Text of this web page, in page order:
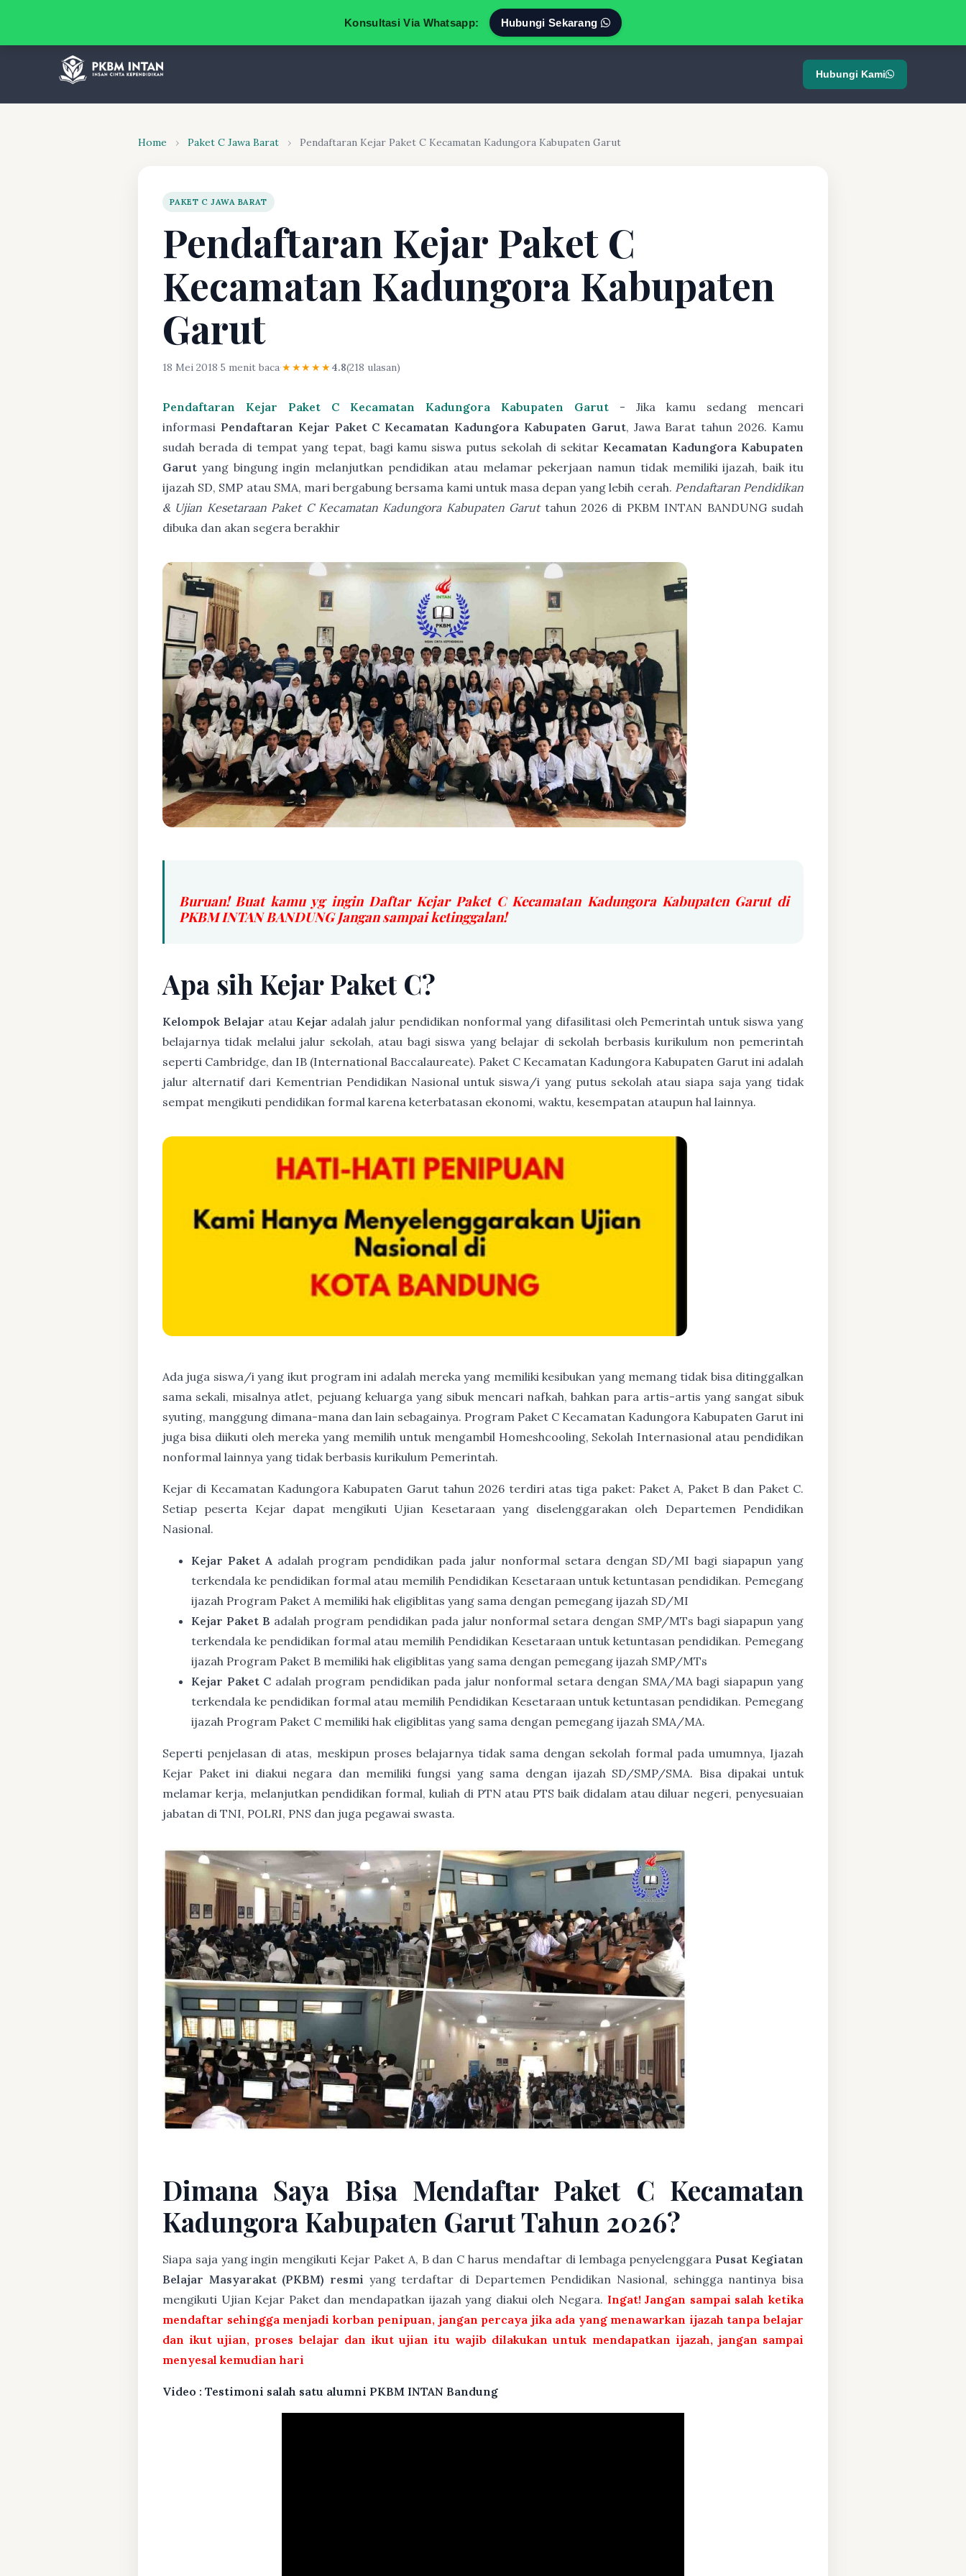
Konsultasi Via Whatsapp: Hubungi Sekarang
Hubungi Kami
Home › Paket C Jawa Barat › Pendaftaran Kejar Paket C Kecamatan Kadungora Kabupaten Garut
PAKET C JAWA BARAT
Pendaftaran Kejar Paket C
Kecamatan Kadungora Kabupaten
Garut
18 Mei 2018·5 menit baca·★★★★★4.8(218 ulasan)
Pendaftaran Kejar Paket C Kecamatan Kadungora Kabupaten Garut - Jika kamu sedang mencari
informasi Pendaftaran Kejar Paket C Kecamatan Kadungora Kabupaten Garut, Jawa Barat tahun 2026. Kamu
sudah berada di tempat yang tepat, bagi kamu siswa putus sekolah di sekitar Kecamatan Kadungora Kabupaten
Garut yang bingung ingin melanjutkan pendidikan atau melamar pekerjaan namun tidak memiliki ijazah, baik itu
ijazah SD, SMP atau SMA, mari bergabung bersama kami untuk masa depan yang lebih cerah. Pendaftaran Pendidikan
& Ujian Kesetaraan Paket C Kecamatan Kadungora Kabupaten Garuttahun 2026 di PKBM INTAN BANDUNG sudah
dibuka dan akan segera berakhir
Buruan! Buat kamu yg ingin Daftar Kejar Paket C Kecamatan Kadungora Kabupaten Garut di
PKBM INTAN BANDUNG Jangan sampai ketinggalan!
Apa sih Kejar Paket C?
Kelompok Belajar atau Kejar adalah jalur pendidikan nonformal yang difasilitasi oleh Pemerintah untuk siswa yang
belajarnya tidak melalui jalur sekolah, atau bagi siswa yang belajar di sekolah berbasis kurikulum non pemerintah
seperti Cambridge, dan IB (International Baccalaureate). Paket C Kecamatan Kadungora Kabupaten Garut ini adalah
jalur alternatif dari Kementrian Pendidikan Nasional untuk siswa/i yang putus sekolah atau siapa saja yang tidak
sempat mengikuti pendidikan formal karena keterbatasan ekonomi, waktu, kesempatan ataupun hal lainnya.
Ada juga siswa/i yang ikut program ini adalah mereka yang memiliki kesibukan yang memang tidak bisa ditinggalkan
sama sekali, misalnya atlet, pejuang keluarga yang sibuk mencari nafkah, bahkan para artis-artis yang sangat sibuk
syuting, manggung dimana-mana dan lain sebagainya. Program Paket C Kecamatan Kadungora Kabupaten Garut ini
juga bisa diikuti oleh mereka yang memilih untuk mengambil Homeshcooling, Sekolah Internasional atau pendidikan
nonformal lainnya yang tidak berbasis kurikulum Pemerintah.
Kejar di Kecamatan Kadungora Kabupaten Garut tahun 2026 terdiri atas tiga paket: Paket A, Paket B dan Paket C.
Setiap peserta Kejar dapat mengikuti Ujian Kesetaraan yang diselenggarakan oleh Departemen Pendidikan
Nasional.
Kejar Paket Aadalah program pendidikan pada jalur nonformal setara dengan SD/MI bagi siapapun yang
terkendala ke pendidikan formal atau memilih Pendidikan Kesetaraan untuk ketuntasan pendidikan. Pemegang
ijazah Program Paket A memiliki hak eligiblitas yang sama dengan pemegang ijazah SD/MI
Kejar Paket B adalah program pendidikan pada jalur nonformal setara dengan SMP/MTs bagi siapapun yang
terkendala ke pendidikan formal atau memilih Pendidikan Kesetaraan untuk ketuntasan pendidikan. Pemegang
ijazah Program Paket B memiliki hak eligiblitas yang sama dengan pemegang ijazah SMP/MTs
Kejar Paket C adalah program pendidikan pada jalur nonformal setara dengan SMA/MA bagi siapapun yang
terkendala ke pendidikan formal atau memilih Pendidikan Kesetaraan untuk ketuntasan pendidikan. Pemegang
ijazah Program Paket C memiliki hak eligiblitas yang sama dengan pemegang ijazah SMA/MA.
Seperti penjelasan di atas, meskipun proses belajarnya tidak sama dengan sekolah formal pada umumnya, Ijazah
Kejar Paket ini diakui negara dan memiliki fungsi yang sama dengan ijazah SD/SMP/SMA. Bisa dipakai untuk
melamar kerja, melanjutkan pendidikan formal, kuliah di PTN atau PTS baik didalam atau diluar negeri, penyesuaian
jabatan di TNI, POLRI, PNS dan juga pegawai swasta.
Dimana Saya Bisa Mendaftar Paket C Kecamatan
Kadungora Kabupaten Garut Tahun 2026?
Siapa saja yang ingin mengikuti Kejar Paket A, B dan C harus mendaftar di lembaga penyelenggara Pusat Kegiatan
Belajar Masyarakat (PKBM) resmi yang terdaftar di Departemen Pendidikan Nasional, sehingga nantinya bisa
mengikuti Ujian Kejar Paket dan mendapatkan ijazah yang diakui oleh Negara. Ingat! Jangan sampai salah ketika
mendaftar sehingga menjadi korban penipuan, jangan percaya jika ada yang menawarkan ijazah tanpa belajar
dan ikut ujian, proses belajar dan ikut ujian itu wajib dilakukan untuk mendapatkan ijazah, jangan sampai
menyesal kemudian hari
Video : Testimoni salah satu alumni PKBM INTAN Bandung